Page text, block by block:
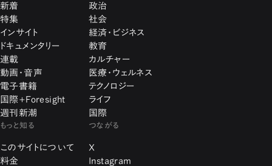
新着
特集
インサイト
ドキュメンタリー
連載
動画・音声
電子書籍
国際+Foresight
週刊新潮
政治
社会
経済・ビジネス
教育
カルチャー
医療・ウェルネス
テクノロジー
ライフ
国際
もっと知る
このサイトについて
料金
つながる
X
Instagram